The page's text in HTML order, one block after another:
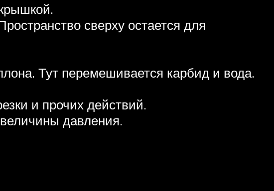
сверху остается для
Тут перемешивается карбид и вода.
и прочих действий.
давления.